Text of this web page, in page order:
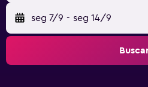
seg 7/9 - seg 14/9